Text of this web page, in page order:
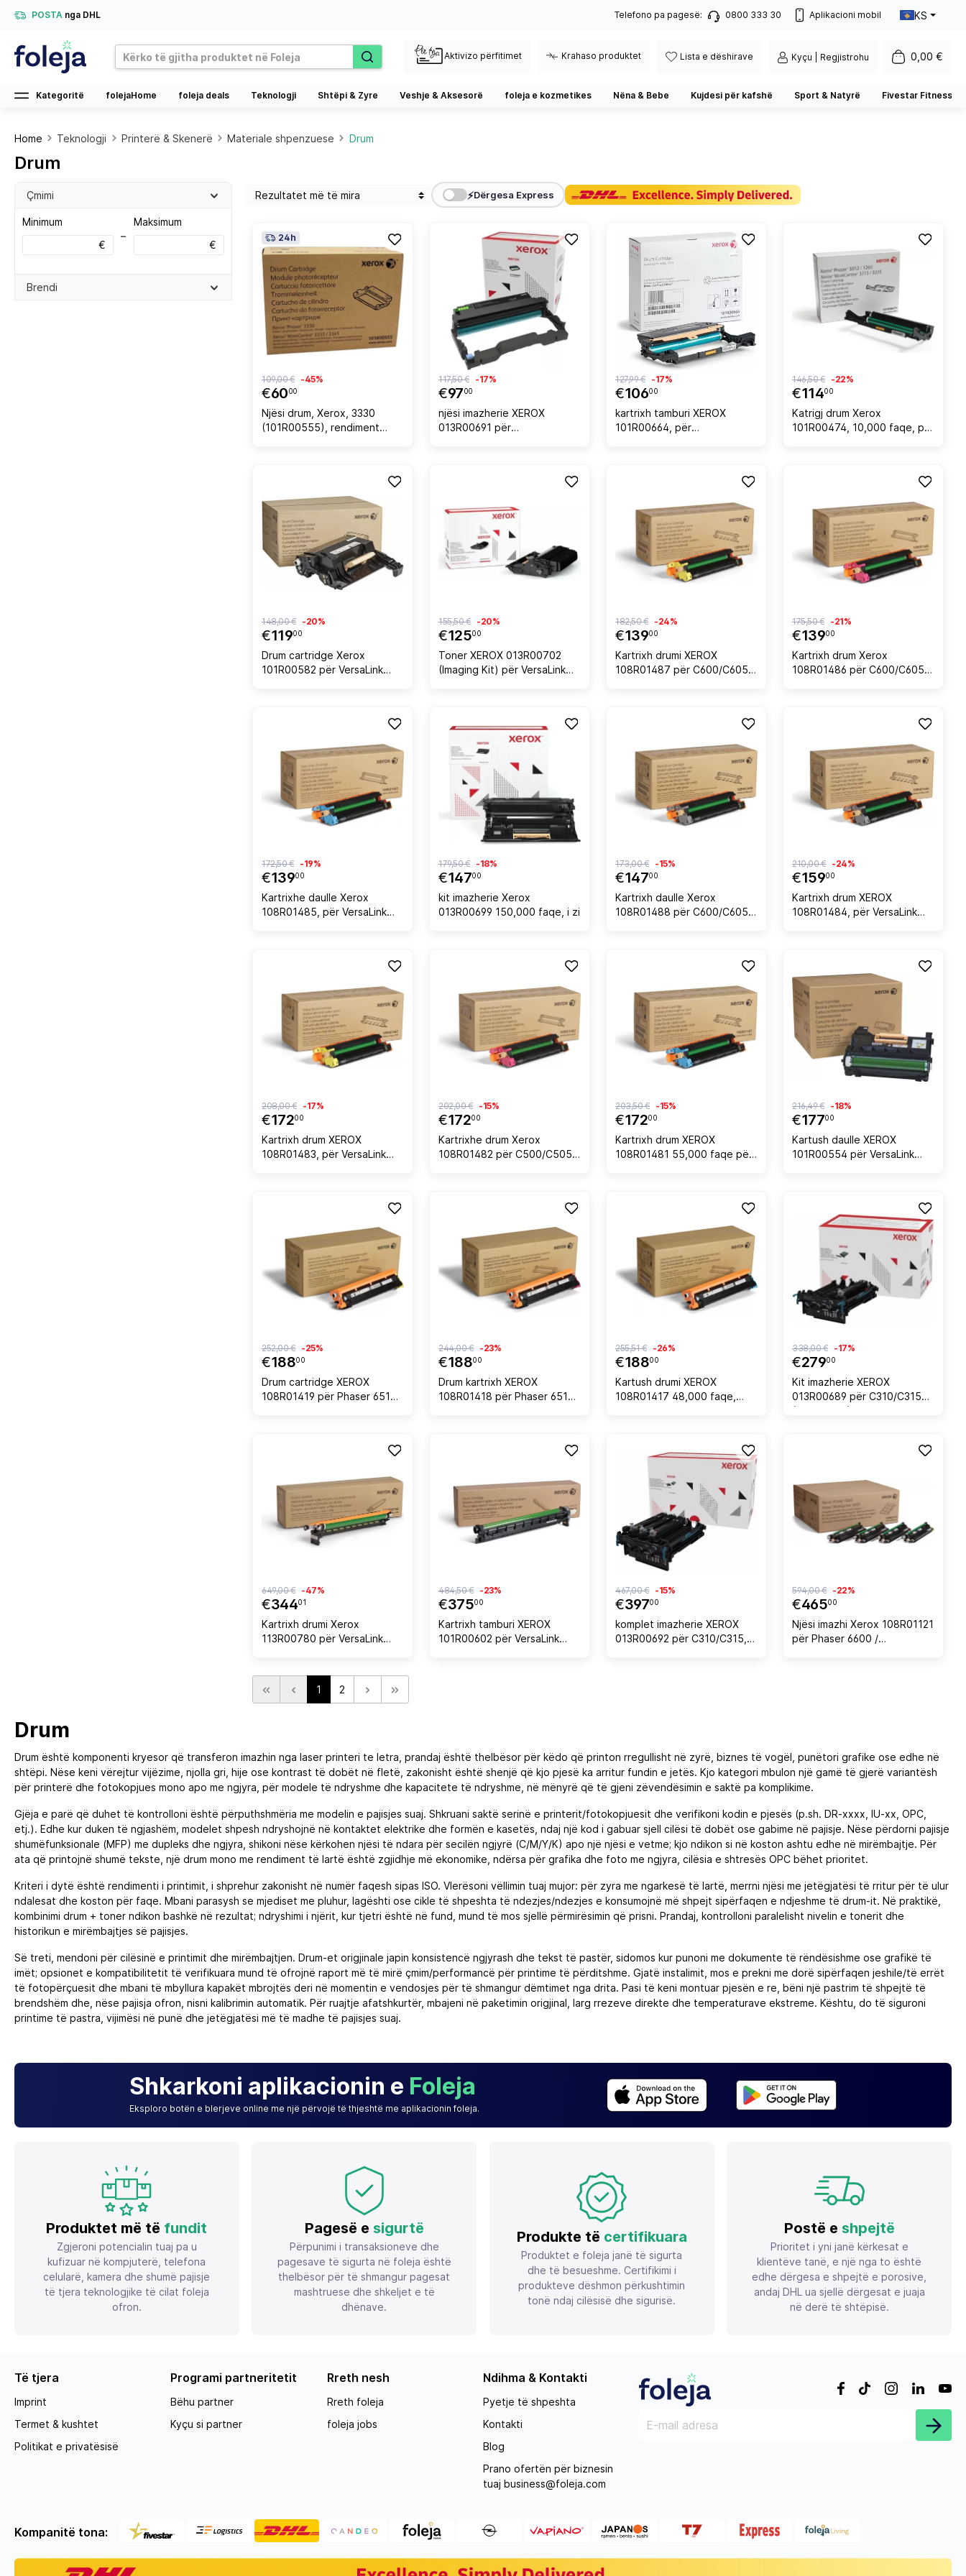
POSTA nga DHL Telefono pa pagesë: 0800 333 30 Aplikacioni mobil KS
Aktivizo përfitimet Krahaso produktet Lista e dëshirave Kyçu | Regjistrohu 0,00 €
Kategoritë folejaHome foleja deals Teknologji Shtëpi & Zyre Veshje & Aksesorë foleja e kozmetikes Nëna & Bebe Kujdesi për kafshë Sport & Natyrë Fivestar Fitness
Home Teknologji Printerë & Skenerë Materiale shpenzuese Drum
Drum
Brendi
Çmimi
Minimum
€
–
Maksimum
€
⚡Dërgesa Express
24h
€6000
109,00 € -45%
Njësi drum, Xerox, 3330
(101R00555), rendiment
€9700
117,50 € -17%
njësi imazherie XEROX
013R00691 për
€10600
127,99 € -17%
kartrixh tamburi XEROX
101R00664, për
€11400
146,50 € -22%
Katrigj drum Xerox
101R00474, 10,000 faqe, për
€11900
148,00 € -20%
Drum cartridge Xerox
101R00582 për VersaLink
€12500
155,50 € -20%
Toner XEROX 013R00702
(Imaging Kit) për VersaLink
€13900
182,50 € -24%
Kartrixh drumi XEROX
108R01487 për C600/C605
€13900
175,50 € -21%
Kartrixh drum Xerox
108R01486 për C600/C605,
€13900
172,50 € -19%
Kartrixhe daulle Xerox
108R01485, për VersaLink
€14700
179,50 € -18%
kit imazherie Xerox
013R00699 150,000 faqe, i zi
€14700
173,00 € -15%
Kartrixh daulle Xerox
108R01488 për C600/C605,
€15900
210,00 € -24%
Kartrixh drum XEROX
108R01484, për VersaLink
€17200
208,00 € -17%
Kartrixh drum XEROX
108R01483, për VersaLink
€17200
202,00 € -15%
Kartrixhe drum Xerox
108R01482 për C500/C505,
€17200
203,50 € -15%
Kartrixh drum XEROX
108R01481 55,000 faqe për
€17700
216,49 € -18%
Kartush daulle XEROX
101R00554 për VersaLink
€18800
252,00 € -25%
Drum cartridge XEROX
108R01419 për Phaser 6510 /
€18800
244,00 € -23%
Drum kartrixh XEROX
108R01418 për Phaser 6510 /
€18800
255,51 € -26%
Kartush drumi XEROX
108R01417 48,000 faqe,
€27900
338,00 € -17%
Kit imazherie XEROX
013R00689 për C310/C315
(B310/B315), 125,000 faqe, i
€34401
649,00 € -47%
Kartrixh drumi Xerox
113R00780 për VersaLink
€37500
484,50 € -23%
Kartrixh tamburi XEROX
101R00602 për VersaLink
€39700
467,00 € -15%
komplet imazherie XEROX
013R00692 për C310/C315,
€46500
594,00 € -22%
Njësi imazhi Xerox 108R01121
për Phaser 6600 /
1 2
Drum
Drum është komponenti kryesor që transferon imazhin nga laser printeri te letra, prandaj është thelbësor për këdo që printon rregullisht në zyrë, biznes të vogël, punëtori grafike ose edhe në
shtëpi. Nëse keni vërejtur vijëzime, njolla gri, hije ose kontrast të dobët në fletë, zakonisht është shenjë që kjo pjesë ka arritur fundin e jetës. Kjo kategori mbulon një gamë të gjerë variantësh
për printerë dhe fotokopjues mono apo me ngjyra, për modele të ndryshme dhe kapacitete të ndryshme, në mënyrë që të gjeni zëvendësimin e saktë pa komplikime.
Gjëja e parë që duhet të kontrolloni është përputhshmëria me modelin e pajisjes suaj. Shkruani saktë serinë e printerit/fotokopjuesit dhe verifikoni kodin e pjesës (p.sh. DR-xxxx, IU-xx, OPC,
etj.). Edhe kur duken të ngjashëm, modelet shpesh ndryshojnë në kontaktet elektrike dhe formën e kasetës, ndaj një kod i gabuar sjell cilësi të dobët ose gabime në pajisje. Nëse përdorni pajisje
shumëfunksionale (MFP) me dupleks dhe ngjyra, shikoni nëse kërkohen njësi të ndara për secilën ngjyrë (C/M/Y/K) apo një njësi e vetme; kjo ndikon si në koston ashtu edhe në mirëmbajtje. Për
ata që printojnë shumë tekste, një drum mono me rendiment të lartë është zgjidhje më ekonomike, ndërsa për grafika dhe foto me ngjyra, cilësia e shtresës OPC bëhet prioritet.
Kriteri i dytë është rendimenti i printimit, i shprehur zakonisht në numër faqesh sipas ISO. Vlerësoni vëllimin tuaj mujor: për zyra me ngarkesë të lartë, merrni njësi me jetëgjatësi të rritur për të ulur
ndalesat dhe koston për faqe. Mbani parasysh se mjediset me pluhur, lagështi ose cikle të shpeshta të ndezjes/ndezjes e konsumojnë më shpejt sipërfaqen e ndjeshme të drum-it. Në praktikë,
kombinimi drum + toner ndikon bashkë në rezultat; ndryshimi i njërit, kur tjetri është në fund, mund të mos sjellë përmirësimin që prisni. Prandaj, kontrolloni paralelisht nivelin e tonerit dhe
historikun e mirëmbajtjes së pajisjes.
Së treti, mendoni për cilësinë e printimit dhe mirëmbajtjen. Drum-et origjinale japin konsistencë ngjyrash dhe tekst të pastër, sidomos kur punoni me dokumente të rëndësishme ose grafikë të
imët; opsionet e kompatibilitetit të verifikuara mund të ofrojnë raport më të mirë çmim/performancë për printime të përditshme. Gjatë instalimit, mos e prekni me dorë sipërfaqen jeshile/të errët
të fotopërçuesit dhe mbani të mbyllura kapakët mbrojtës deri në momentin e vendosjes për të shmangur dëmtimet nga drita. Pasi të keni montuar pjesën e re, bëni një pastrim të shpejtë të
brendshëm dhe, nëse pajisja ofron, nisni kalibrimin automatik. Për ruajtje afatshkurtër, mbajeni në paketimin origjinal, larg rrezeve direkte dhe temperaturave ekstreme. Kështu, do të siguroni
printime të pastra, vijimësi në punë dhe jetëgjatësi më të madhe të pajisjes suaj.
Shkarkoni aplikacionin e Foleja
Eksploro botën e blerjeve online me një përvojë të thjeshtë me aplikacionin foleja.
Produktet më të fundit
Zgjeroni potencialin tuaj pa u
kufizuar në kompjuterë, telefona
celularë, kamera dhe shumë pajisje
të tjera teknologjike të cilat foleja
ofron.
Pagesë e sigurtë
Përpunimi i transaksioneve dhe
pagesave të sigurta në foleja është
thelbësor për të shmangur pagesat
mashtruese dhe shkeljet e të
dhënave.
Produkte të certifikuara
Produktet e foleja janë të sigurta
dhe të besueshme. Certifikimi i
produkteve dëshmon përkushtimin
tonë ndaj cilësisë dhe sigurisë.
Postë e shpejtë
Prioritet i yni janë kërkesat e
klientëve tanë, e një nga to është
edhe dërgesa e shpejtë e porosive,
andaj DHL ua sjellë dërgesat e juaja
në derë të shtëpisë.
Të tjera
Imprint
Termet & kushtet
Politikat e privatësisë
Programi partneritetit
Bëhu partner
Kyçu si partner
Rreth nesh
Rreth foleja
foleja jobs
Ndihma & Kontakti
Pyetje të shpeshta
Kontakti
Blog
Prano ofertën për biznesin
tuaj business@foleja.com
Kompanitë tona: